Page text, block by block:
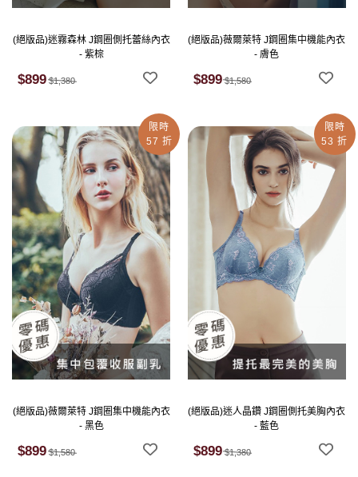
(絕版品)迷霧森林 J鋼圈側托蕾絲內衣
- 紫棕
$899 $1,380
(絕版品)薇爾萊特 J鋼圈集中機能內衣
- 膚色
$899 $1,580
限時
57 折
(絕版品)薇爾萊特 J鋼圈集中機能內衣
- 黑色
$899 $1,580
限時
53 折
(絕版品)迷人晶鑽 J鋼圈側托美胸內衣
- 藍色
$899 $1,380